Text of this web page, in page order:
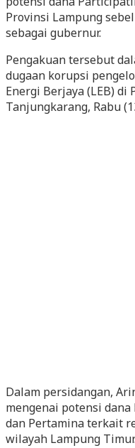
Provinsi Lampung
sebagai gubernur.
Pengakuan tersebut
dugaan korupsi
Energi Berjaya (LEB) di
Tanjungkarang, Rabu
Dalam persidangan,
mengenai potensi
dan Pertamina terkait
wilayah Lampung